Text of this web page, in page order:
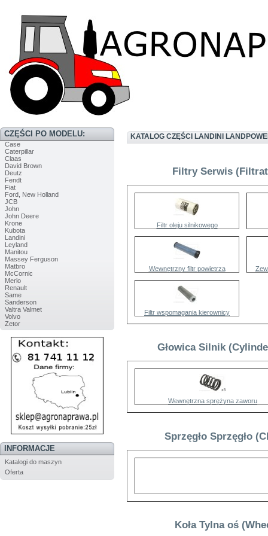
CZĘŚCI PO MODELU:
Case
Caterpillar
Claas
David Brown
Deutz
Fendt
Fiat
Ford, New Holland
JCB
John
John Deere
Krone
Kubota
Landini
Leyland
Manitou
Massey Ferguson
Matbro
McCornic
Merlo
Renault
Same
Sanderson
Valtra Valmet
Volvo
Zetor
INFORMACJE
Katalogi do maszyn
Oferta
KATALOG CZĘŚCI LANDINI
Filtry Serwis
Filtr oleju silnikowego
Wewnętrzny filtr powietrza
Filtr wspomagania kierownicy
Głowica Silnik
Wewnętrzna sprężyna zaworu
Sprzęgło Sprzęgło
Koła Tylna oś